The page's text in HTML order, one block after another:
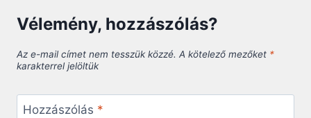
Vélemény, hozzászólás?
Az e-mail címet nem tesszük közzé. A kötelező mezőket *
karakterrel jelöltük
Hozzászólás *